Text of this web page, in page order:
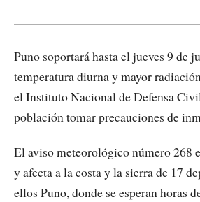
Puno soportará hasta el jueves 9 de
temperatura diurna y mayor
el Instituto Nacional de Defensa
población tomar precauciones de
El aviso meteorológico número 268
y afecta a la costa y la sierra de 17
ellos Puno, donde se esperan horas